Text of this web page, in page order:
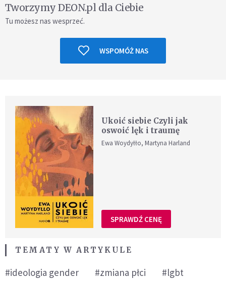
Tworzymy DEON.pl dla Ciebie
Tu możesz nas wesprzeć.
WSPOMÓŻ NAS
Ukoić siebie Czyli jak
oswoić lęk i traumę
Ewa Woydyłło, Martyna Harland
SPRAWDŹ CENĘ
TEMATY W ARTYKULE
#ideologia gender #zmiana płci #lgbt